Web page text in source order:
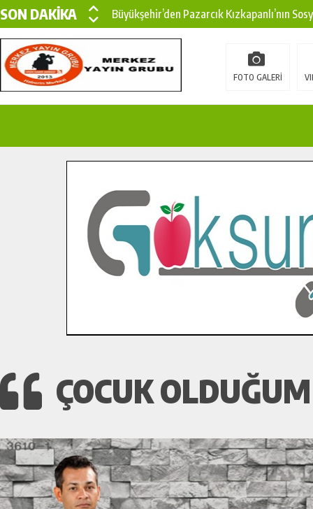
SON DAKİKA
Büyükşehir’den Pazarcık Kızkapanlı’nın
Büyükşehir’den Pazarcık Kırsalına Modern
Çin’den KSÜ’ye Uluslararası Başarı:
İlçe Jandarma Komutanı Karakaya’dan
Bertiz’in Yeni Köprüsünde Sona Doğru.
FOTO GALERİ
ÇOCUK